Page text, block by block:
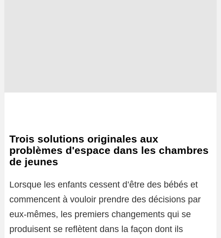
Trois solutions originales aux
problèmes d'espace dans les chambres
de jeunes
Lorsque les enfants cessent d’être des bébés et
commencent à vouloir prendre des décisions par
eux-mêmes, les premiers changements qui se
produisent se reflètent dans la façon dont ils